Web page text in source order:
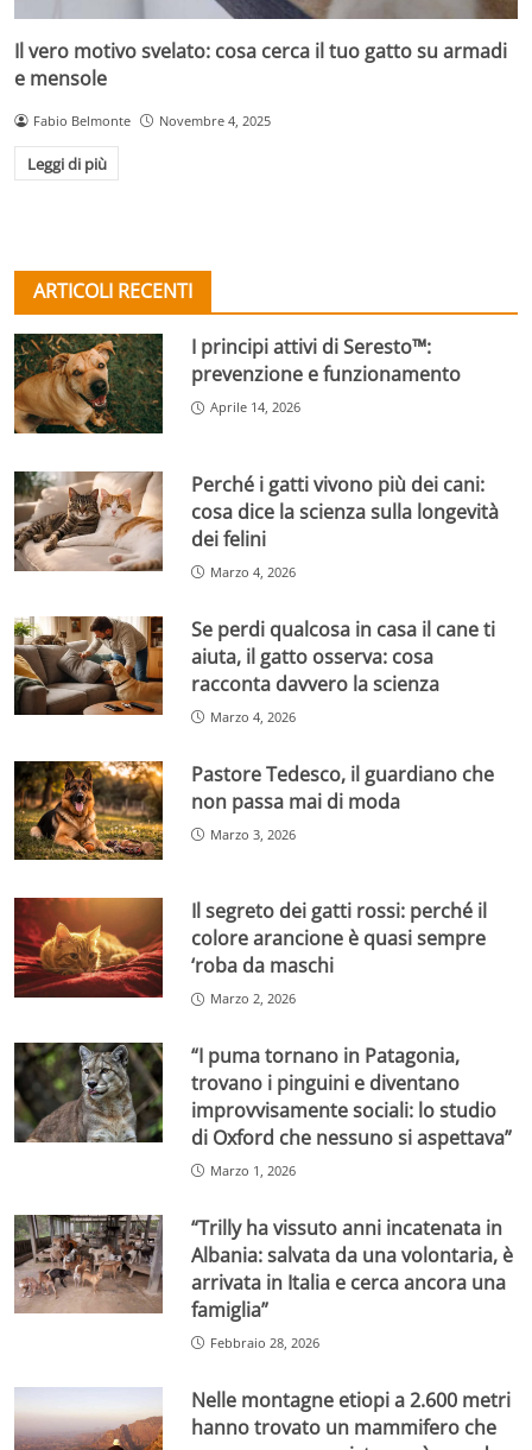
Il vero motivo svelato: cosa cerca il tuo gatto su armadi
e mensole
Fabio Belmonte Novembre 4, 2025
Leggi di più
ARTICOLI RECENTI
I principi attivi di Seresto™:
prevenzione e funzionamento
Aprile 14, 2026
Perché i gatti vivono più dei cani:
cosa dice la scienza sulla longevità
dei felini
Marzo 4, 2026
Se perdi qualcosa in casa il cane ti
aiuta, il gatto osserva: cosa
racconta davvero la scienza
Marzo 4, 2026
Pastore Tedesco, il guardiano che
non passa mai di moda
Marzo 3, 2026
Il segreto dei gatti rossi: perché il
colore arancione è quasi sempre
‘roba da maschi
Marzo 2, 2026
“I puma tornano in Patagonia,
trovano i pinguini e diventano
improvvisamente sociali: lo studio
di Oxford che nessuno si aspettava”
Marzo 1, 2026
“Trilly ha vissuto anni incatenata in
Albania: salvata da una volontaria, è
arrivata in Italia e cerca ancora una
famiglia”
Febbraio 28, 2026
Nelle montagne etiopi a 2.600 metri
hanno trovato un mammifero che